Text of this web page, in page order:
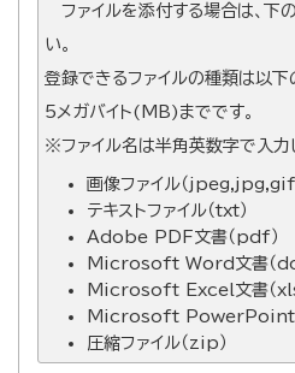
ファイルを添付する場合は、下
い。
登録できるファイルの種類は以下
5メガバイト(MB)までです。
※ファイル名は半角英数字で入力
画像ファイル（
テキストファイル（txt）
Adobe PDF文書（pdf）
Microsoft Word文書（
Microsoft Excel文書（
Microsoft PowerPoint
圧縮ファイル（zip）